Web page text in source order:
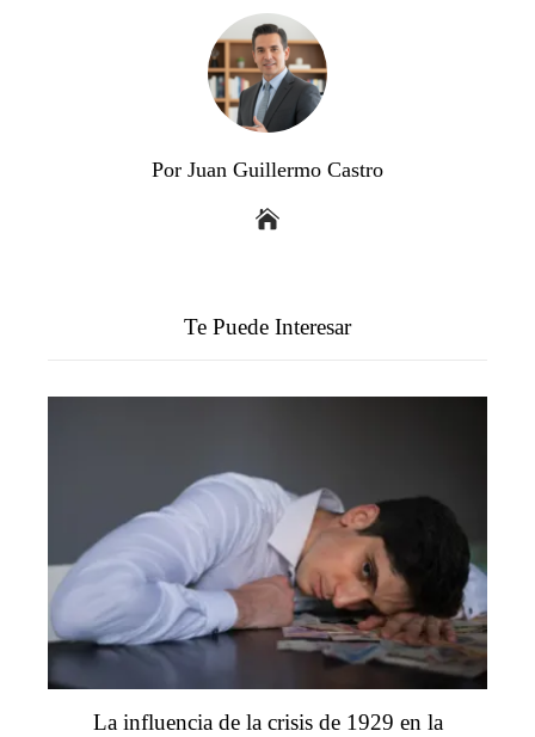
Por Juan Guillermo Castro
Te Puede Interesar
La influencia de la crisis de 1929 en la